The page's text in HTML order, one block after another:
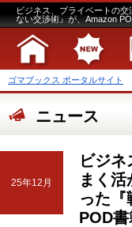
ビジネス、プライベートの
ない交渉術』が、Amazon
ゴマブックス ポータルサイト
ニュース
25年12月
ビジ
まく
った
POD